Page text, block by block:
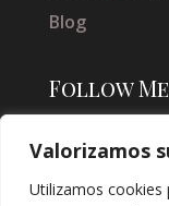
Valorizamos
Utilizamos cookies
Blog
Follow Me